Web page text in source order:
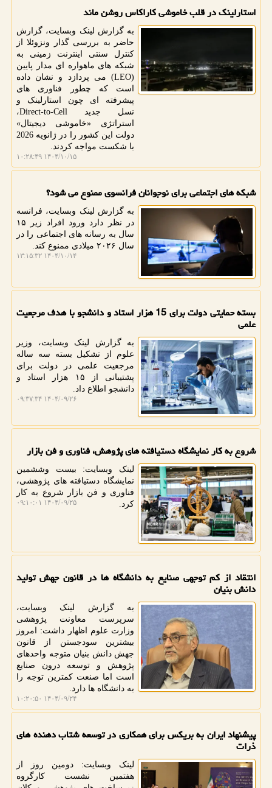
استارلینک در قلب خاموشی کاراکاس روشن ماند
به گزارش لینک وبسایت، گزارش
حاضر به بررسی گذار ونزوئلا از
کنترل سنتی اینترنت زمینی به
شبکه های ماهواره ای مدار پایین
(LEO) می پردازد و نشان داده
است که چطور فناوری های
پیشرفته ای چون استارلینک و
نسل جدید Direct-to-Cell،
استراتژی «خاموشی دیجیتال»
دولت این کشور را در ژانویه 2026
با شکست مواجه کردند.
۱۴۰۴/۱۰/۱۵ ۱۰:۲۸:۴۹
شبکه های اجتماعی برای نوجوانان فرانسوی ممنوع می شود؟
به گزارش لینک وبسایت، فرانسه
در نظر دارد ورود افراد زیر ۱۵
سال به رسانه های اجتماعی را در
سال ۲۰۲۶ میلادی ممنوع کند.
۱۴۰۴/۱۰/۱۴ ۱۳:۱۵:۳۲
بسته حمایتی دولت برای 15 هزار استاد و دانشجو با هدف مرجعیت
علمی
به گزارش لینک وبسایت، وزیر
علوم از تشکیل بسته سه ساله
مرجعیت علمی در دولت برای
پشتیبانی از ۱۵ هزار استاد و
دانشجو اطلاع داد.
۱۴۰۴/۰۹/۲۶ ۰۹:۳۷:۳۴
شروع به کار نمایشگاه دستیافته های پژوهش، فناوری و فن بازار
لینک وبسایت: بیست وششمین
نمایشگاه دستیافته های پژوهشی،
فناوری و فن بازار شروع به کار
کرد.
۱۴۰۴/۰۹/۲۵ ۰۹:۱۰:۰۱
انتقاد از کم توجهی صنایع به دانشگاه ها در قانون جهش تولید
دانش بنیان
به گزارش لینک وبسایت،
سرپرست معاونت پژوهشی
وزارت علوم اظهار داشت: امروز
بیشترین سودجستن از قانون
جهش دانش بنیان متوجه واحدهای
پژوهش و توسعه درون صنایع
است اما صنعت کمترین توجه را
به دانشگاه ها دارد.
۱۴۰۴/۰۹/۲۴ ۱۰:۲۰:۵۰
پیشنهاد ایران به بریکس برای همکاری در توسعه شتاب دهنده های
ذرات
لینک وبسایت: دومین روز از
هفتمین نشست کارگروه